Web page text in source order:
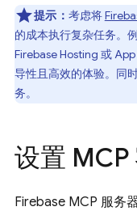
提示： 考虑将
的成本执行复杂任务。
Firebase Hosting 或
导性且高效的体验。同
务。
设置 MCP
Firebase MCP 服务